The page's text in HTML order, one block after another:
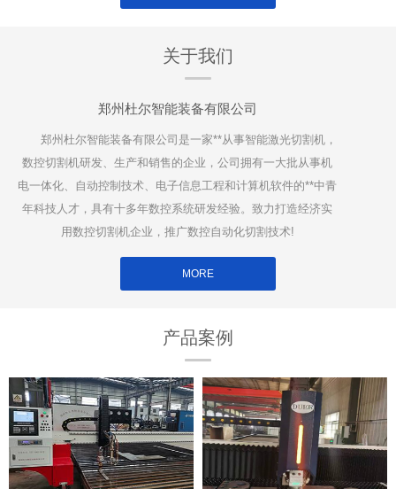
关于我们
郑州杜尔智能装备有限公司
郑州杜尔智能装备有限公司是一家**从事智能激光切割机，
数控切割机研发、生产和销售的企业，公司拥有一大批从事机
电一体化、自动控制技术、电子信息工程和计算机软件的**中青
年科技人才，具有十多年数控系统研发经验。致力打造经济实
用数控切割机企业，推广数控自动化切割技术!
MORE
产品案例